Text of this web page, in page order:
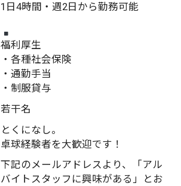
1日4時間・週2日から勤務可能
福利厚生
・各種社会保険
・通勤手当
・制服貸与
若干名
とくになし。
卓球経験者を大歓迎です！
下記のメールアドレスより、「アル
バイトスタッフに興味がある」とお